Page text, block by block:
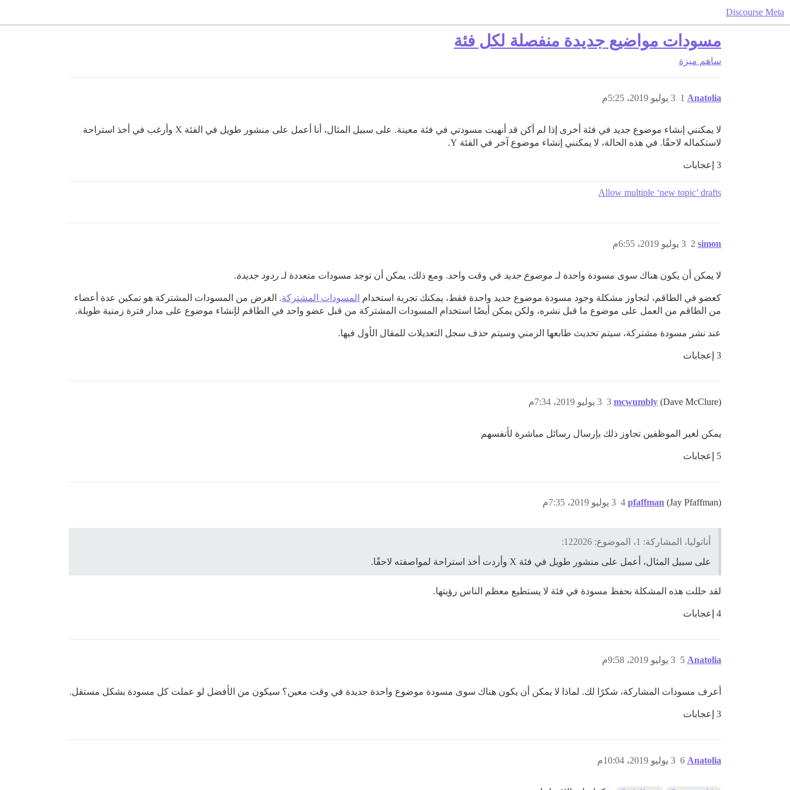
Discourse Meta
مسودات مواضيع جديدة منفصلة لكل فئة
ساهم ميزة
Anatolia 3 يوليو 2019، 5:25م 1
لا يمكنني إنشاء موضوع جديد في فئة أخرى إذا لم أكن قد أنهيت مسودتي في فئة معينة. على سبيل المثال، أنا أعمل على منشور طويل في الفئة X وأرغب في أخذ استراحة
لاستكماله لاحقًا. في هذه الحالة، لا يمكنني إنشاء موضوع آخر في الفئة Y.
3 إعجابات
Allow multiple ‘new topic’ drafts
simon 3 يوليو 2019، 6:55م 2
لا يمكن أن يكون هناك سوى مسودة واحدة لـ موضوع جديد في وقت واحد. ومع ذلك، يمكن أن توجد مسودات متعددة لـ ردود جديدة.
كعضو في الطاقم، لتجاوز مشكلة وجود مسودة موضوع جديد واحدة فقط، يمكنك تجربة استخدام المسودات المشتركة. الغرض من المسودات المشتركة هو تمكين عدة أعضاء
من الطاقم من العمل على موضوع ما قبل نشره، ولكن يمكن أيضًا استخدام المسودات المشتركة من قبل عضو واحد في الطاقم لإنشاء موضوع على مدار فترة زمنية طويلة.
عند نشر مسودة مشتركة، سيتم تحديث طابعها الزمني وسيتم حذف سجل التعديلات للمقال الأول فيها.
3 إعجابات
mcwumbly (Dave McClure) 3 يوليو 2019، 7:34م 3
يمكن لغير الموظفين تجاوز ذلك بإرسال رسائل مباشرة لأنفسهم
5 إعجابات
pfaffman (Jay Pfaffman) 3 يوليو 2019، 7:35م 4
أناتوليا، المشاركة: 1، الموضوع: 122026:
على سبيل المثال، أعمل على منشور طويل في فئة X وأردت أخذ استراحة لمواصفته لاحقًا.
لقد حللت هذه المشكلة بحفظ مسودة في فئة لا يستطيع معظم الناس رؤيتها.
4 إعجابات
Anatolia 3 يوليو 2019، 9:58م 5
أعرف مسودات المشاركة، شكرًا لك. لماذا لا يمكن أن يكون هناك سوى مسودة موضوع واحدة جديدة في وقت معين؟ سيكون من الأفضل لو عملت كل مسودة بشكل مستقل.
3 إعجابات
Anatolia 3 يوليو 2019، 10:04م 6